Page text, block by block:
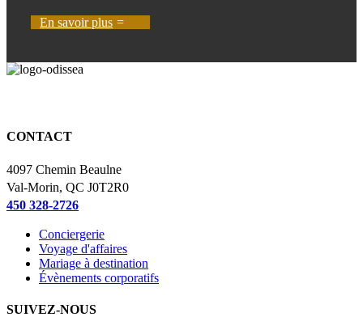
En savoir plus
CONTACT
4097 Chemin Beaulne
Val-Morin, QC J0T2R0
450 328-2726
Conciergerie
Voyage d'affaires
Mariage à destination
Évènements corporatifs
SUIVEZ-NOUS